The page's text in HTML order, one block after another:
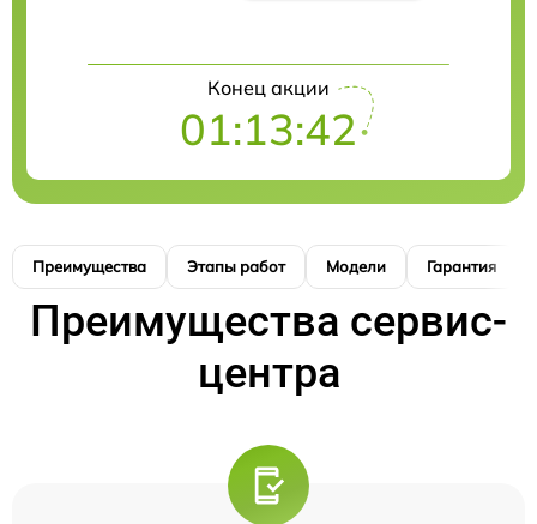
Конец акции
01:13:41
Преимущества Этапы работ Модели Гарантия
Преимущества сервис-
центра